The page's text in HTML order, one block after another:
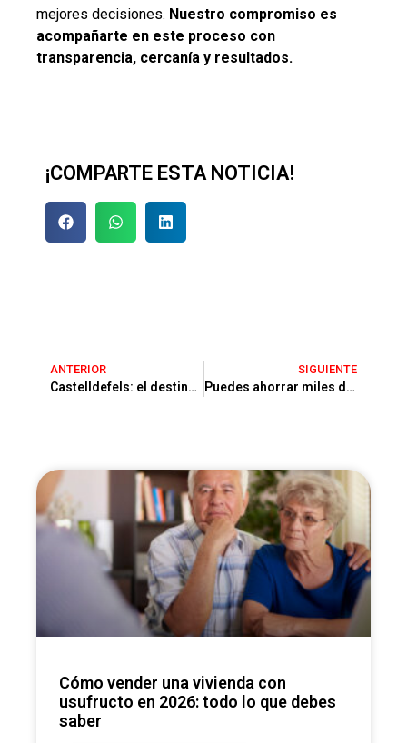
mejores decisiones. Nuestro compromiso es
acompañarte en este proceso con
transparencia, cercanía y resultados.
¡COMPARTE ESTA NOTICIA!
ANTERIOR
Castelldefels: el destino que todos desean para vivir e invertir
SIGUIENTE
Puedes ahorrar miles de euros si eliges bien tu hipoteca
Cómo vender una vivienda con
usufructo en 2026: todo lo que debes
saber